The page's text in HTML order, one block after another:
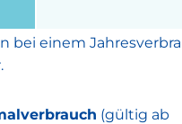
bei einem
(gültig ab